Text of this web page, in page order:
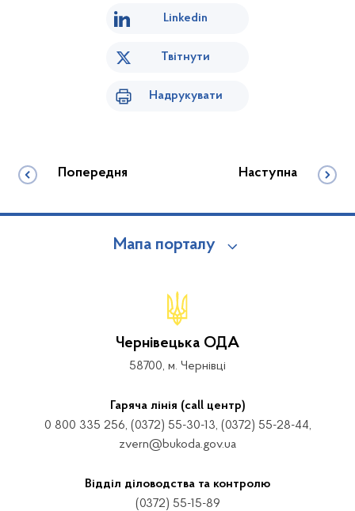
Linkedin
Твітнути
Надрукувати
Попередня Наступна
Мапа порталу
Чернівецька ОДА
58700, м. Чернівці
Гаряча лінія (call центр)
0 800 335 256, (0372) 55-30-13, (0372) 55-28-44,
zvern@bukoda.gov.ua
Відділ діловодства та контролю
(0372) 55-15-89